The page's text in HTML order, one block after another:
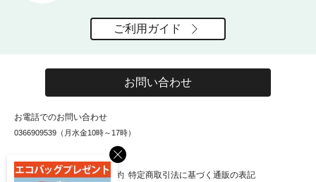
×
ご利用ガイド
お問い合わせ
お電話でのお問い合わせ
0366909539（月水金10時～17時）
お知らせ 会社概要 利用規約 特定商取引法に基づく通販の表記